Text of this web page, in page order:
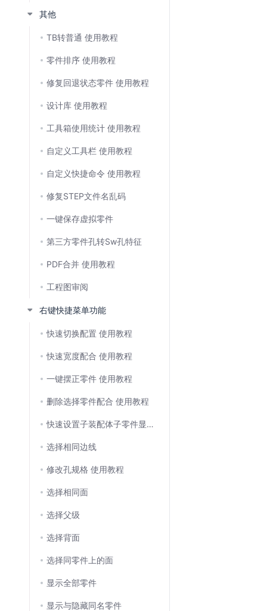
其他
TB转普通 使用教程
零件排序 使用教程
修复回退状态零件 使用教程
设计库 使用教程
工具箱使用统计 使用教程
自定义工具栏 使用教程
自定义快捷命令 使用教程
修复STEP文件名乱码
一键保存虚拟零件
第三方零件孔转Sw孔特征
PDF合并 使用教程
工程图审阅
右键快捷菜单功能
快速切换配置 使用教程
快速宽度配合 使用教程
一键摆正零件 使用教程
删除选择零件配合 使用教程
快速设置子装配体子零件显示状态 使用教程
选择相同边线
修改孔规格 使用教程
选择相同面
选择父级
选择背面
选择同零件上的面
显示全部零件
显示与隐藏同名零件